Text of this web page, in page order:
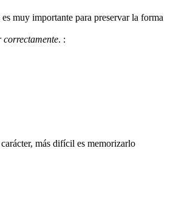
muy importante para preservar la forma
. :